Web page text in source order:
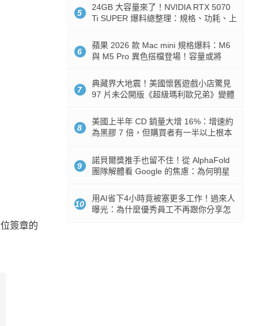
簽章的
5
24GB 大容量來了！NVIDIA RTX 5070
Ti SUPER 爆料總整理：規格、功耗、上
6
蘋果 2026 款 Mac mini 規格爆料：M6
與 M5 Pro 異色搭檔登場！容量或將
7
典藏界大地震！美國懷舊遊戲小店驚見
97 片未公開版《超級瑪利歐兄弟》變體
8
美國上半年 CD 銷量大增 16%：增速約
為黑膠 7 倍，但購買者有一半以上根本
9
諾貝爾獎推手也留不住！從 AlphaFold
團隊解體看 Google 的焦慮：為何明星
10
用AI省下4小時竟被塞更多工作！過來人
曝光：為什麼優秀員工不再跟你分享怎